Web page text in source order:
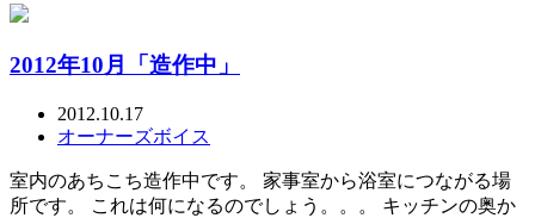
2012年10月「造作中」
2012.10.17
オーナーズボイス
室内のあちこち造作中です。 家事室から浴室につながる場
所です。 これは何になるのでしょう。。。 キッチンの奥か